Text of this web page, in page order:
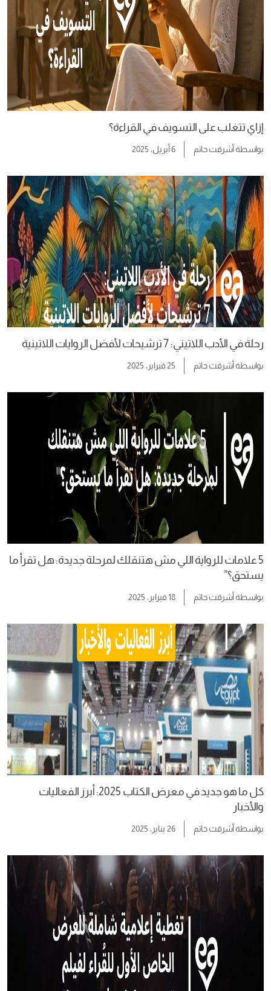
إزاي تتغلب على التسويف في القراءة؟
بواسطةأشرقت حاتم 6 أبريل، 2025
رحلة في الأدب اللاتيني: 7 ترشيحات لأفضل الروايات اللاتينية
بواسطةأشرقت حاتم 25 فبراير، 2025
5 علامات للرواية اللي مش هتنقلك لمرحلة جديدة: هل تقرأ ما
يستحق؟”
بواسطةأشرقت حاتم 18 فبراير، 2025
كل ما هو جديد في معرض الكتاب 2025: أبرز الفعاليات
والأخبار
بواسطةأشرقت حاتم 26 يناير، 2025